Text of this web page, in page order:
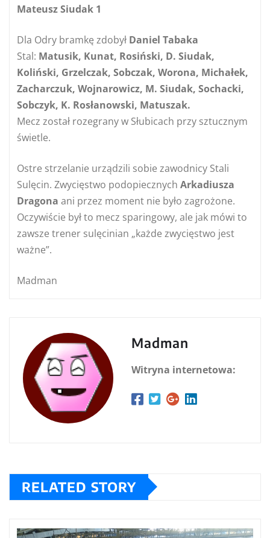
Mateusz Siudak 1
Dla Odry bramkę zdobył Daniel Tabaka
Stal: Matusik, Kunat, Rosiński, D. Siudak,
Koliński, Grzelczak, Sobczak, Worona, Michałek,
Zacharczuk, Wojnarowicz, M. Siudak, Sochacki,
Sobczyk, K. Rosłanowski, Matuszak.
Mecz został rozegrany w Słubicach przy sztucznym
świetle.
Ostre strzelanie urządzili sobie zawodnicy Stali
Sulęcin. Zwycięstwo podopiecznych Arkadiusza
Dragona ani przez moment nie było zagrożone.
Oczywiście był to mecz sparingowy, ale jak mówi to
zawsze trener sulęcinian „każde zwycięstwo jest
ważne”.
Madman
Madman
Witryna internetowa:
RELATED STORY